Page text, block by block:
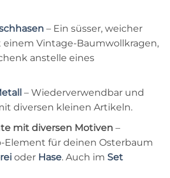
– Ein süsser, weicher
einem Vintage-Baumwollkragen,
anstelle eines
– Wiederverwendbar und
diversen kleinen Artikeln.
mit diversen Motiven –
Element für deinen Osterbaum
oder Hase. Auch im Set